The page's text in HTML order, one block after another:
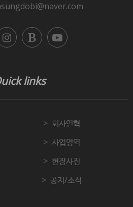
links
회사연혁
사업영역
현장사진
공지/소식